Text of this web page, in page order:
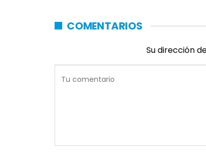
COMENTARIOS
Su dirección